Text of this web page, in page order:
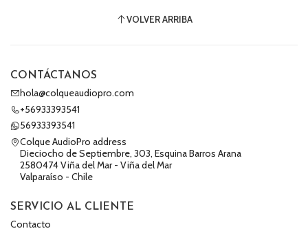
VOLVER ARRIBA
CONTÁCTANOS
hola@colqueaudiopro.com
+56933393541
56933393541
Colque AudioPro address
Dieciocho de Septiembre, 303, Esquina Barros Arana
2580474 Viña del Mar - Viña del Mar
Valparaíso - Chile
SERVICIO AL CLIENTE
Contacto